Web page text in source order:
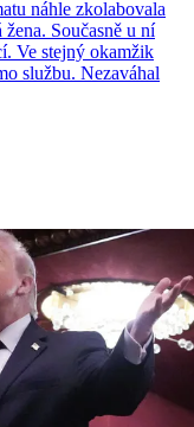
náhle zkolabovala
Současně u ní
Ve stejný okamžik
službu. Nezaváhal